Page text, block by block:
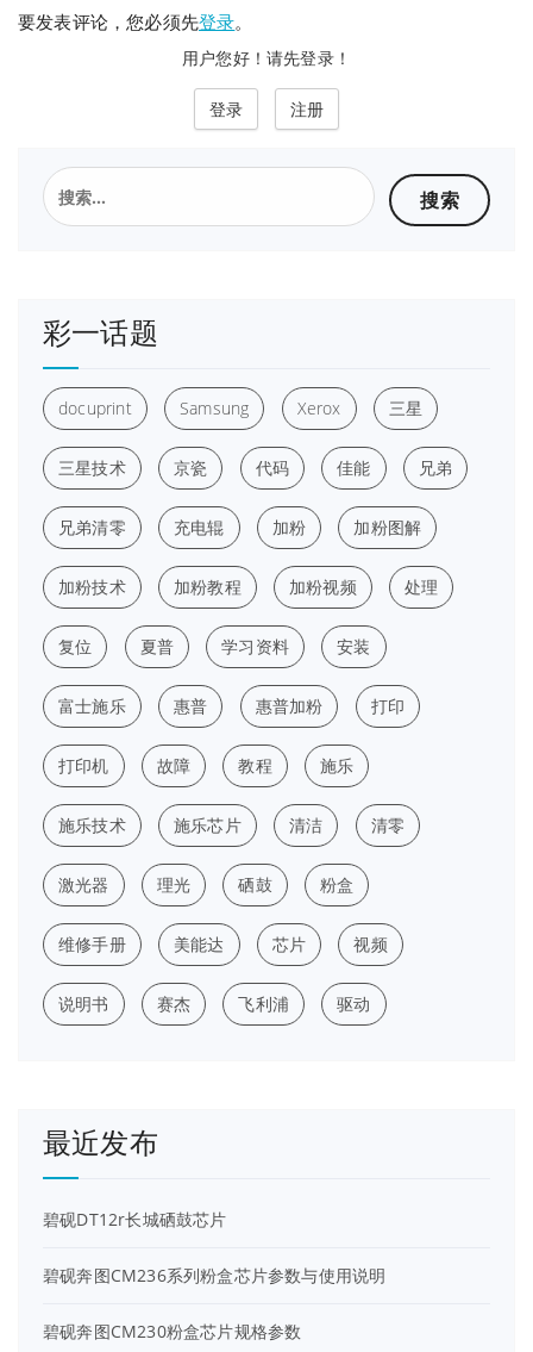
要发表评论，您必须先登录。
用户您好！请先登录！
登录 注册
搜
索：
彩一话题
docuprint Samsung Xerox 三星
三星技术 京瓷 代码 佳能 兄弟
兄弟清零 充电辊 加粉 加粉图解
加粉技术 加粉教程 加粉视频 处理
复位 夏普 学习资料 安装
富士施乐 惠普 惠普加粉 打印
打印机 故障 教程 施乐
施乐技术 施乐芯片 清洁 清零
激光器 理光 硒鼓 粉盒
维修手册 美能达 芯片 视频
说明书 赛杰 飞利浦 驱动
最近发布
碧砚DT12r长城硒鼓芯片
碧砚奔图CM236系列粉盒芯片参数与使用说明
碧砚奔图CM230粉盒芯片规格参数